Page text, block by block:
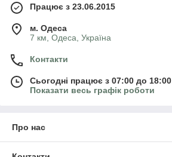
Працює з 23.06.2015
м. Одеса
7 км, Одеса, Україна
Контакти
Сьогодні працює з 07:00 до 18:00
Показати весь графік роботи
Про нас